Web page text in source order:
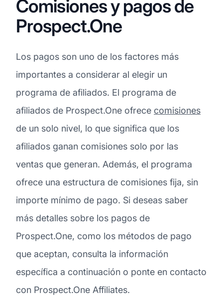
Comisiones y pagos de
Prospect.One
Los pagos son uno de los factores más
importantes a considerar al elegir un
programa de afiliados. El programa de
afiliados de Prospect.One ofrece comisiones
de un solo nivel, lo que significa que los
afiliados ganan comisiones solo por las
ventas que generan. Además, el programa
ofrece una estructura de comisiones fija, sin
importe mínimo de pago. Si deseas saber
más detalles sobre los pagos de
Prospect.One, como los métodos de pago
que aceptan, consulta la información
específica a continuación o ponte en contacto
con Prospect.One Affiliates.